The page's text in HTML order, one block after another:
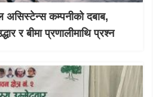
असिस्टेन्स कम्पनीको दबाब,
र बीमा प्रणालीमाथि प्रश्न